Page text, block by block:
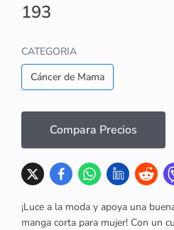
193
CATEGORIA
Cáncer de Mama
Compara Precios
¡Luce a la moda y apoya una
manga corta para mujer! Con un